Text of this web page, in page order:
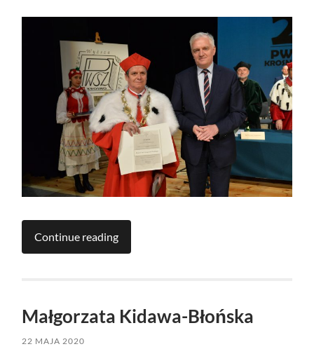
Continue reading
Małgorzata Kidawa-Błońska
22 MAJA 2020